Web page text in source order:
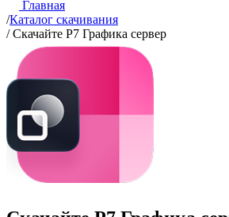
Главная
/Каталог скачивания
/ Скачайте Р7 Графика сервер